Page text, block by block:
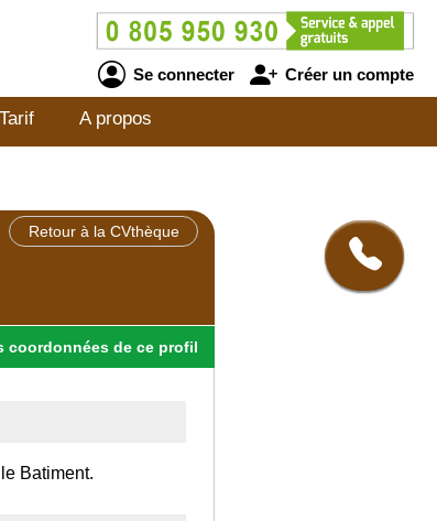
Se connecter Créer un compte
Tarif A propos
Retour à la CVthèque
coordonnées de ce profil
Batiment.